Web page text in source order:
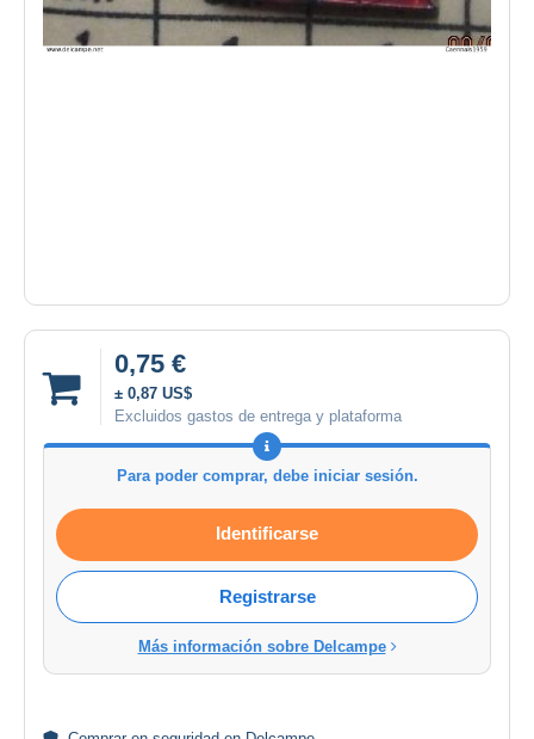
0,75 €
± 0,87 US$
Excluidos gastos de entrega y plataforma
Para poder comprar, debe iniciar sesión.
Identificarse
Registrarse
Más información sobre Delcampe